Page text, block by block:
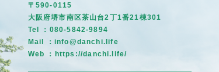
〒590-0115
大阪府堺市南区茶山台2丁1番21棟301
Tel ：080-5842-9894
Mail ：info@danchi.life
Web ： https://danchi.life/